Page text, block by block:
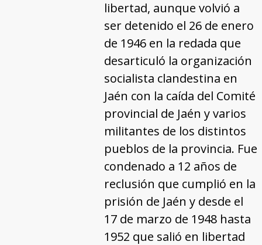
libertad, aunque volvió a
ser detenido el 26 de enero
de 1946 en la redada que
desarticuló la organización
socialista clandestina en
Jaén con la caída del Comité
provincial de Jaén y varios
militantes de los distintos
pueblos de la provincia. Fue
condenado a 12 años de
reclusión que cumplió en la
prisión de Jaén y desde el
17 de marzo de 1948 hasta
1952 que salió en libertad